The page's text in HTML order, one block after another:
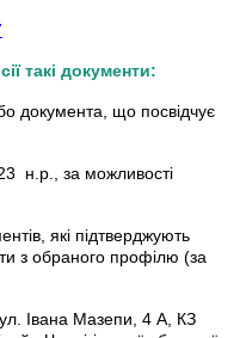
такі документи:
документа, що посвідчує
н.р., за можливості
які підтверджують
з обраного профілю (за
Івана Мазепи, 4 А, КЗ